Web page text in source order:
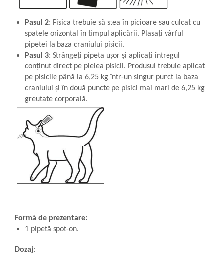
Pasul 2: Pisica trebuie să stea în picioare sau culcat cu
spatele orizontal în timpul aplicării. Plasați vârful
pipetei la baza craniului pisicii.
Pasul 3: Strângeți pipeta ușor și aplicați întregul
conținut direct pe pielea pisicii. Produsul trebuie aplicat
pe pisicile până la 6,25 kg într-un singur punct la baza
craniului și în două puncte pe pisici mai mari de 6,25 kg
greutate corporală.
Formă de prezentare:
1 pipetă spot-on.
Dozaj: